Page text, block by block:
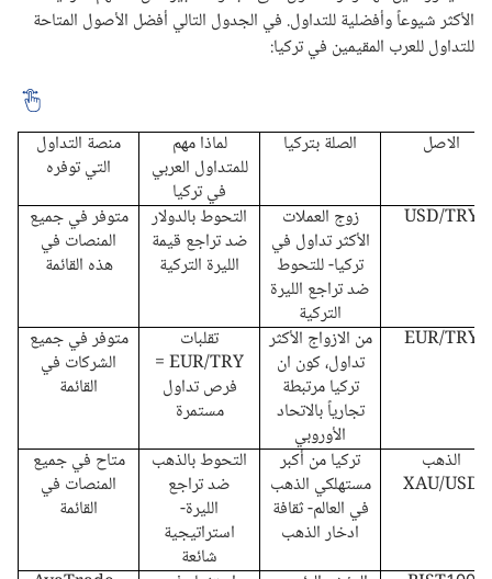
الأكثر شيوعاً وأفضلية للتداول. في الجدول التالي أفضل الأصول المتاحة
للتداول للعرب المقيمين في تركيا:
منصة التداول
التي توفره
لماذا مهم
للمتداول العربي
في تركيا
الصلة بتركيا الاصل
متوفر في جميع
المنصات في
هذه القائمة
التحوط بالدولار
ضد تراجع قيمة
الليرة التركية
زوج العملات
الأكثر تداول في
تركيا- للتحوط
ضد تراجع الليرة
التركية
USD/TRY
متوفر في جميع
الشركات في
القائمة
تقلبات
EUR/TRY =
فرص تداول
مستمرة
من الازواج الأكثر
تداول، كون ان
تركيا مرتبطة
تجارياً بالاتحاد
الأوروبي
EUR/TRY
متاح في جميع
المنصات في
القائمة
التحوط بالذهب
ضد تراجع
الليرة-
استراتيجية
شائعة
تركيا من أكبر
مستهلكي الذهب
في العالم- ثقافة
ادخار الذهب
الذهب
XAU/USD